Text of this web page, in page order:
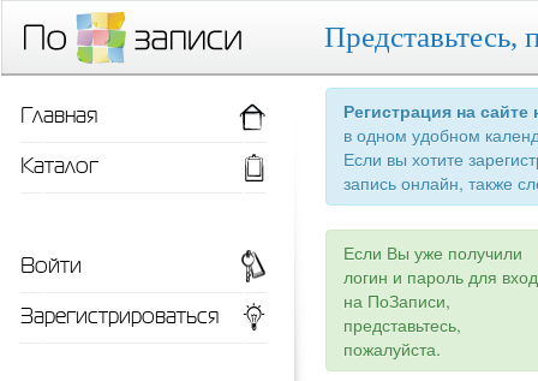
Представьтесь,
Регистрация на
в одном удобном
Если вы хотите
запись онлайн, также
Если Вы уже получили
логин и пароль для
на ПоЗаписи,
представьтесь,
пожалуйста.
Главная
Каталог
Войти
Зарегистрироваться